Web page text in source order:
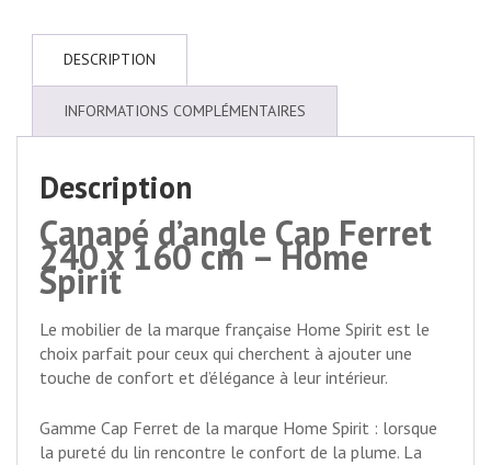
DESCRIPTION
INFORMATIONS COMPLÉMENTAIRES
Description
Canapé d’angle Cap Ferret
240 x 160 cm – Home
Spirit
Le mobilier de la marque française Home Spirit est le
choix parfait pour ceux qui cherchent à ajouter une
touche de confort et d’élégance à leur intérieur.
Gamme Cap Ferret de la marque Home Spirit : lorsque
la pureté du lin rencontre le confort de la plume. La